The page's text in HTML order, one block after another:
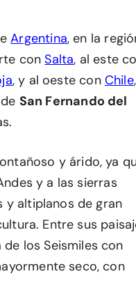
Argentina, en la
conSalta, al este
, y al oeste con Chile
San Fernando del
y árido, ya
y a las sierras
y altiplanos de gran
Entre sus
los Seismiles con
seco, con